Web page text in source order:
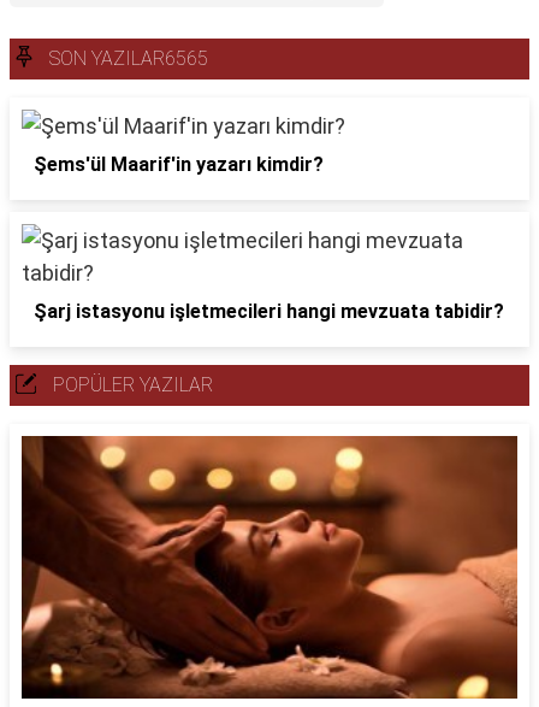
SON YAZILAR6565
Şems'ül Maarif'in yazarı kimdir?
Şarj istasyonu işletmecileri hangi mevzuata tabidir?
POPÜLER YAZILAR